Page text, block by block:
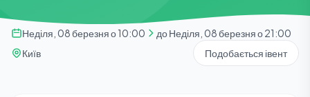
Неділя, 08 березня о 10:00
до Неділя, 08 березня о 21:00
Київ
Подобається івент